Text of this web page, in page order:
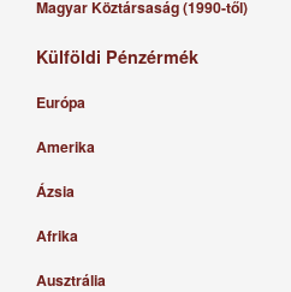
Magyar Köztársaság (1990-től)
Külföldi Pénzérmék
Európa
Amerika
Ázsia
Afrika
Ausztrália